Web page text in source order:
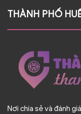
THÀNH PHỐ
Nơi chia sẻ và đánh